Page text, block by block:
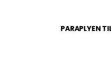
PARAPLYEN